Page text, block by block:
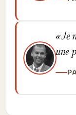
Je
une